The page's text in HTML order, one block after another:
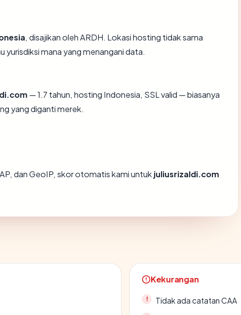
, disajikan oleh ARDH. Lokasi hosting tidak sama
mana yang menangani data.
— 1.7 tahun, hosting Indonesia, SSL valid — biasanya
yang diganti merek.
dan GeoIP, skor otomatis kami untuk juliusrizaldi.com
Kekurangan
Tidak ada catatan CAA